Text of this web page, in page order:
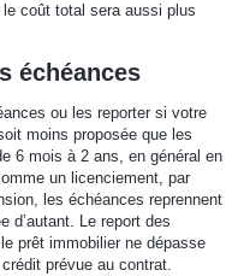
coût total sera aussi plus
échéances
ou les reporter si votre
moins proposée que les
6 mois à 2 ans, en général en
un licenciement, par
les échéances reprennent
d’autant. Le report des
prêt immobilier ne dépasse
prévue au contrat.